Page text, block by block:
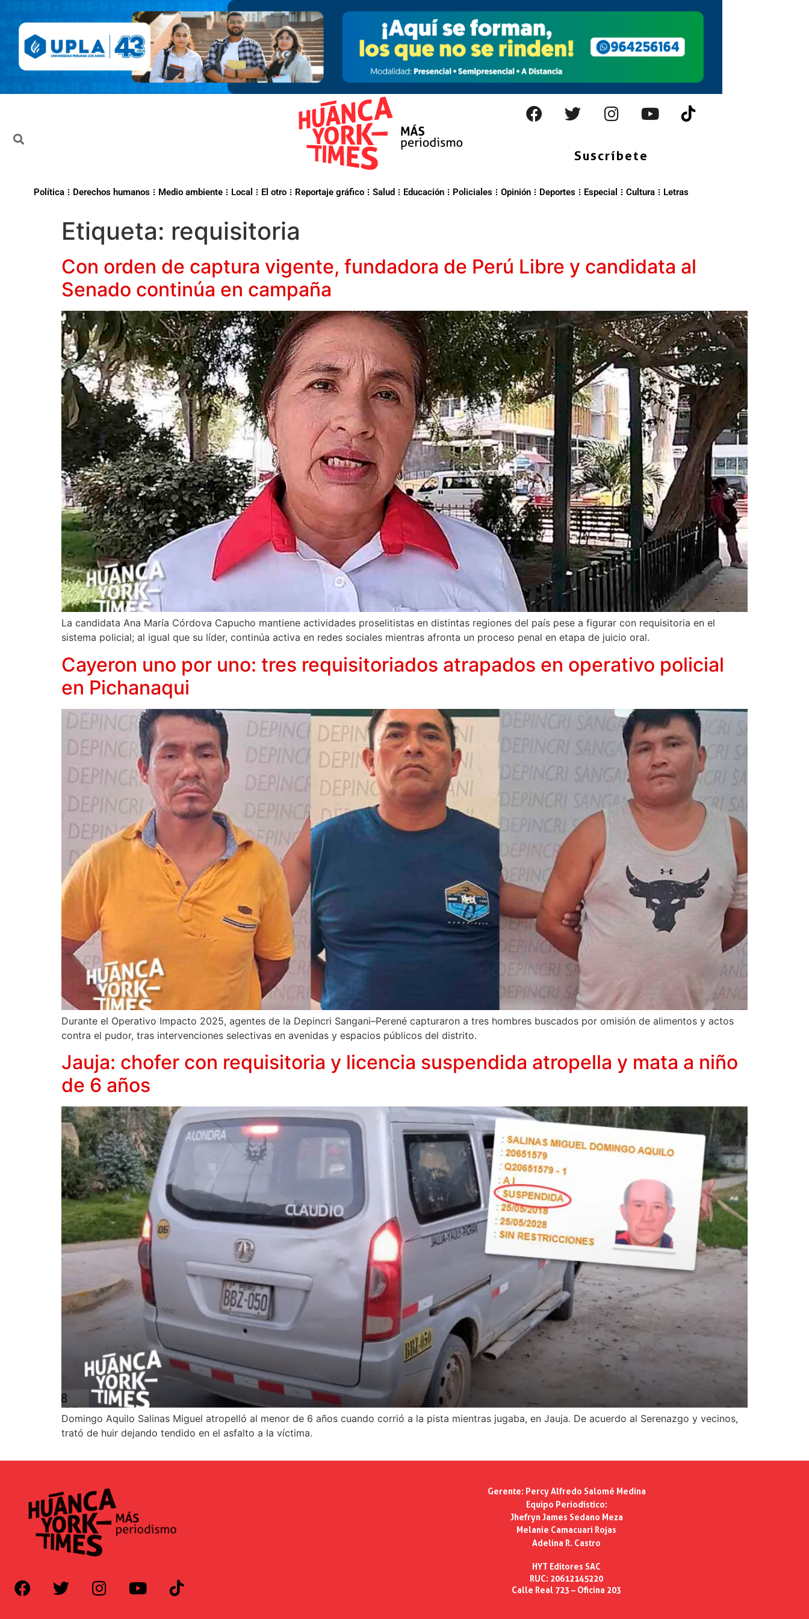
Suscríbete
Política Derechos humanos Medio ambiente Local El otro Reportaje gráfico Salud Educación Policiales Opinión Deportes Especial Cultura Letras
Etiqueta: requisitoria
Con orden de captura vigente, fundadora de Perú Libre y candidata al
Senado continúa en campaña
La candidata Ana María Córdova Capucho mantiene actividades proselitistas en distintas regiones del país pese a figurar con requisitoria en el
sistema policial; al igual que su líder, continúa activa en redes sociales mientras afronta un proceso penal en etapa de juicio oral.
Cayeron uno por uno: tres requisitoriados atrapados en operativo policial
en Pichanaqui
Durante el Operativo Impacto 2025, agentes de la Depincri Sangani–Perené capturaron a tres hombres buscados por omisión de alimentos y actos
contra el pudor, tras intervenciones selectivas en avenidas y espacios públicos del distrito.
Jauja: chofer con requisitoria y licencia suspendida atropella y mata a niño
de 6 años
Domingo Aquilo Salinas Miguel atropelló al menor de 6 años cuando corrió a la pista mientras jugaba, en Jauja. De acuerdo al Serenazgo y vecinos,
trató de huir dejando tendido en el asfalto a la víctima.
Gerente: Percy Alfredo Salomé Medina
Equipo Periodístico:
Jhefryn James Sedano Meza
Melanie Camacuari Rojas
Adelina R. Castro
HYT Editores SAC
RUC: 20612145220
Calle Real 723 – Oficina 203